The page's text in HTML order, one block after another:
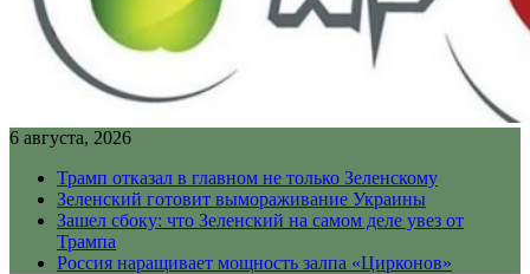
6 августа, 2026
Трамп отказал в главном не только Зеленскому
Зеленский готовит вымораживание Украины
Зашел сбоку: что Зеленский на самом деле увез от
Трампа
Россия наращивает мощность залпа «Цирконов»